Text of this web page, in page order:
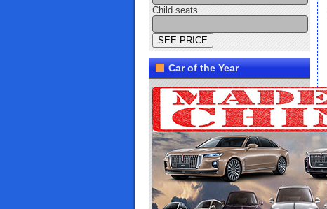
Child seats
Car of the Year